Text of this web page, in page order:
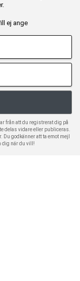
ej ange
från att du registrerat dig på
delas vidare eller publiceras.
godkänner att ta emot mejl
dig när du vill!